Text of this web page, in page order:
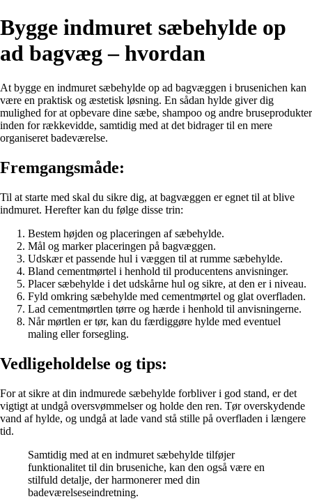
Bygge indmuret sæbehylde op
ad bagvæg – hvordan
At bygge en indmuret sæbehylde op ad bagvæggen i brusenichen kan
være en praktisk og æstetisk løsning. En sådan hylde giver dig
mulighed for at opbevare dine sæbe, shampoo og andre bruseprodukter
inden for rækkevidde, samtidig med at det bidrager til en mere
organiseret badeværelse.
Fremgangsmåde:
Til at starte med skal du sikre dig, at bagvæggen er egnet til at blive
indmuret. Herefter kan du følge disse trin:
Bestem højden og placeringen af sæbehylde.
Mål og marker placeringen på bagvæggen.
Udskær et passende hul i væggen til at rumme sæbehylde.
Bland cementmørtel i henhold til producentens anvisninger.
Placer sæbehylde i det udskårne hul og sikre, at den er i niveau.
Fyld omkring sæbehylde med cementmørtel og glat overfladen.
Lad cementmørtlen tørre og hærde i henhold til anvisningerne.
Når mørtlen er tør, kan du færdiggøre hylde med eventuel
maling eller forsegling.
Vedligeholdelse og tips:
For at sikre at din indmurede sæbehylde forbliver i god stand, er det
vigtigt at undgå oversvømmelser og holde den ren. Tør overskydende
vand af hylde, og undgå at lade vand stå stille på overfladen i længere
tid.
Samtidig med at en indmuret sæbehylde tilføjer
funktionalitet til din bruseniche, kan den også være en
stilfuld detalje, der harmonerer med din
badeværelseseindretning.